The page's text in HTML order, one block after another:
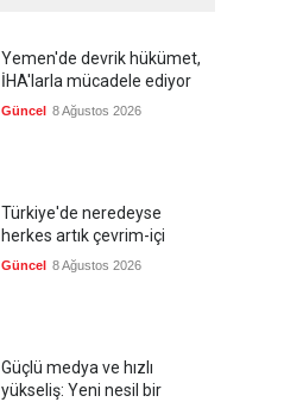
Yemen'de devrik hükümet,
İHA'larla mücadele ediyor
Güncel 8 Ağustos 2026
Türkiye'de neredeyse
herkes artık çevrim-içi
Güncel 8 Ağustos 2026
Güçlü medya ve hızlı
yükseliş: Yeni nesil bir